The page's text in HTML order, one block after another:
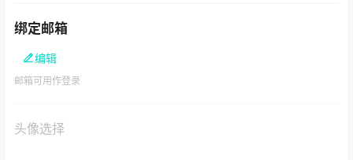
绑定邮箱
编辑
邮箱可用作登录
头像选择